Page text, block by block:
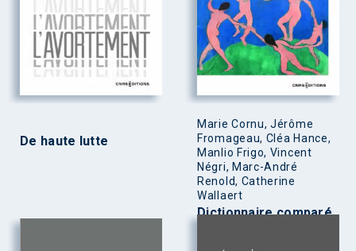
De haute lutte
Marie Cornu, Jérôme
Fromageau, Cléa Hance,
Manlio Frigo, Vincent
Négri, Marc-André
Renold, Catherine
Wallaert
Dictionnaire comparé